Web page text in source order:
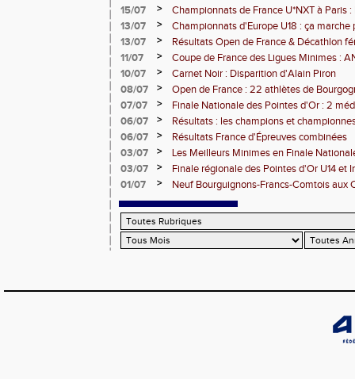
15/07
>
Championnats de France U*NXT à Paris
Comté en force
13/07 >
Championnats d'Europe U18 : ça marche
13/07
>
Résultats Open de France & Décathlon
Bourguignons-Francs-Comtois sur le
11/07 >
Coupe de France des Ligues Minimes :
10/07
>
Carnet Noir : Disparition d'Alain Piron
08/07
>
Open de France : 22 athlètes de
clubs) engagés
07/07 >
Finale Nationale des Pointes d'Or : 2
DUC
06/07 >
Résultats : les champions et
Dijon
06/07 >
Résultats France d'Épreuves combinées
03/07
>
Les Meilleurs Minimes en Finale
03/07
>
Finale régionale des Pointes d'Or U14 et
01/07
>
Neuf Bourguignons-Francs-Comtois aux